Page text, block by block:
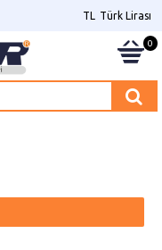
TL Türk Lirası
0